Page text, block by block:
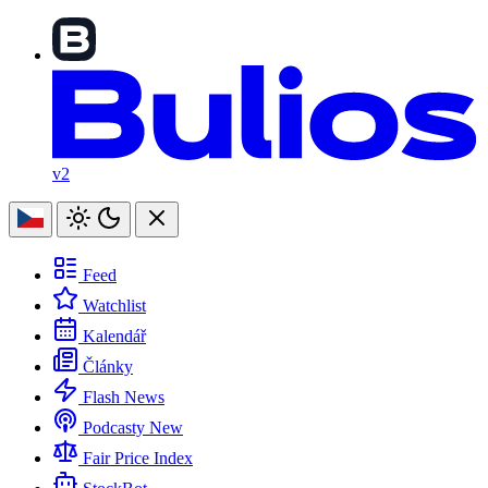
v2
Feed
Watchlist
Kalendář
Články
Flash News
Podcasty New
Fair Price Index